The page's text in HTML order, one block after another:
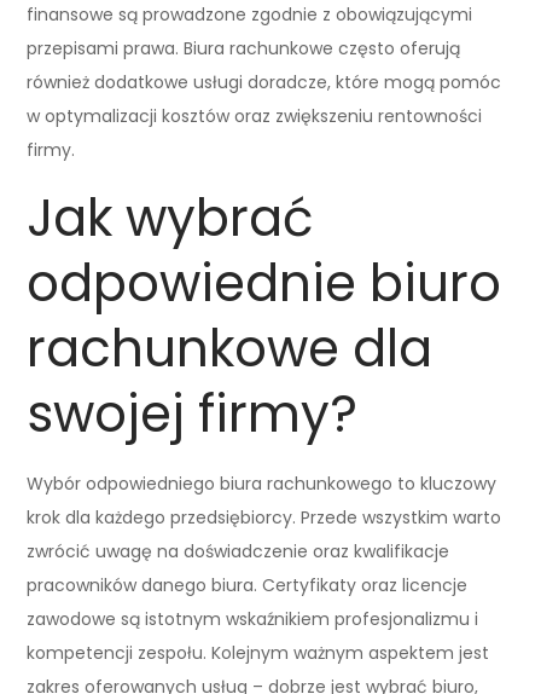
finansowe są prowadzone zgodnie z obowiązującymi
przepisami prawa. Biura rachunkowe często oferują
również dodatkowe usługi doradcze, które mogą pomóc
w optymalizacji kosztów oraz zwiększeniu rentowności
firmy.
Jak wybrać
odpowiednie biuro
rachunkowe dla
swojej firmy?
Wybór odpowiedniego biura rachunkowego to kluczowy
krok dla każdego przedsiębiorcy. Przede wszystkim warto
zwrócić uwagę na doświadczenie oraz kwalifikacje
pracowników danego biura. Certyfikaty oraz licencje
zawodowe są istotnym wskaźnikiem profesjonalizmu i
kompetencji zespołu. Kolejnym ważnym aspektem jest
zakres oferowanych usług – dobrze jest wybrać biuro,